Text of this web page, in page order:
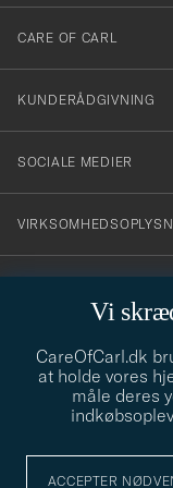
Vi
CareOfCarl.dk
at holde vores
måle deres
ACCEPTER
till
vårt
nyhetsbrev!
CARE OF CARL
KUNDERÅDGIVNING
SOCIALE MEDIER
Behøver du hjælp til
gerne til!
STILRÅD